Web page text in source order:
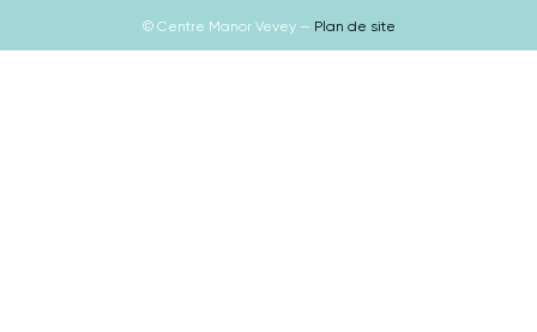
© Centre Manor Vevey — Plan de site